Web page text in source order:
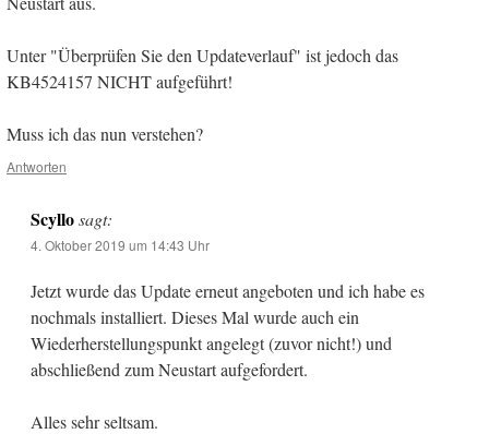
Unter "Überprüfen Sie den Updateverlauf" ist jedoch das
KB4524157 NICHT aufgeführt!
Muss ich das nun verstehen?
Antworten
Scyllo sagt:
4. Oktober 2019 um 14:43 Uhr
Jetzt wurde das Update erneut angeboten und ich habe es
nochmals installiert. Dieses Mal wurde auch ein
Wiederherstellungspunkt angelegt (zuvor nicht!) und
abschließend zum Neustart aufgefordert.
Alles sehr seltsam.